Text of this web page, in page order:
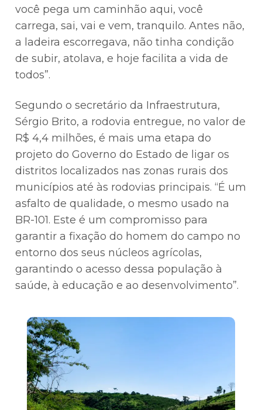
você pega um caminhão aqui, você
carrega, sai, vai e vem, tranquilo. Antes não,
a ladeira escorregava, não tinha condição
de subir, atolava, e hoje facilita a vida de
todos”.
Segundo o secretário da Infraestrutura,
Sérgio Brito, a rodovia entregue, no valor de
R$ 4,4 milhões, é mais uma etapa do
projeto do Governo do Estado de ligar os
distritos localizados nas zonas rurais dos
municípios até às rodovias principais. “É um
asfalto de qualidade, o mesmo usado na
BR-101. Este é um compromisso para
garantir a fixação do homem do campo no
entorno dos seus núcleos agrícolas,
garantindo o acesso dessa população à
saúde, à educação e ao desenvolvimento”.